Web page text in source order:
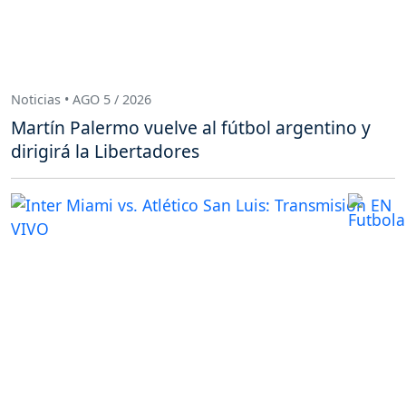
Noticias • AGO 5 / 2026
Martín Palermo vuelve al fútbol argentino y
dirigirá la Libertadores